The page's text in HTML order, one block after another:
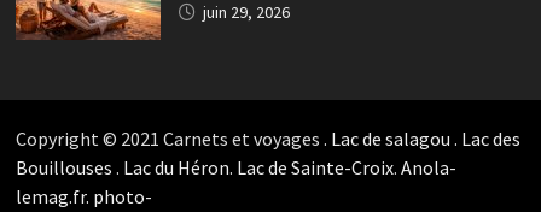
juin 29, 2026
Copyright © 2021 Carnets et voyages . Lac de salagou . Lac des
Bouillouses . Lac du Héron. Lac de Sainte-Croix.Anola-
lemag.fr. photo-